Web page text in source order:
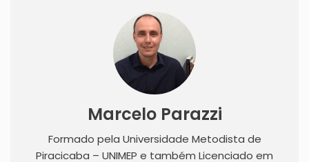
Marcelo Parazzi
Formado pela Universidade Metodista de
Piracicaba – UNIMEP e também Licenciado em